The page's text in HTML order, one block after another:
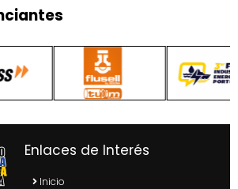
Enlaces de Interés
Inicio